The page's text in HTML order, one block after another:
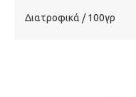
Διατροφικά / 100γρ